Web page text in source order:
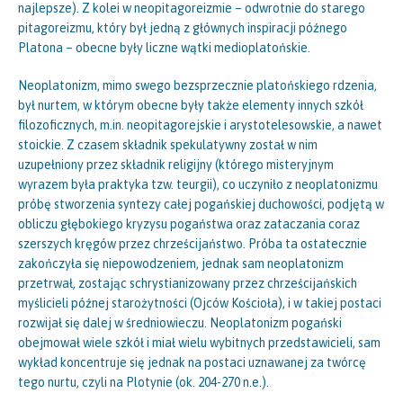
najlepsze). Z kolei w neopitagoreizmie – odwrotnie do starego
pitagoreizmu, który był jedną z głównych inspiracji późnego
Platona – obecne były liczne wątki medioplatońskie.
Neoplatonizm, mimo swego bezsprzecznie platońskiego rdzenia,
był nurtem, w którym obecne były także elementy innych szkół
filozoficznych, m.in. neopitagorejskie i arystotelesowskie, a nawet
stoickie. Z czasem składnik spekulatywny został w nim
uzupełniony przez składnik religijny (którego misteryjnym
wyrazem była praktyka tzw. teurgii), co uczyniło z neoplatonizmu
próbę stworzenia syntezy całej pogańskiej duchowości, podjętą w
obliczu głębokiego kryzysu pogaństwa oraz zataczania coraz
szerszych kręgów przez chrześcijaństwo. Próba ta ostatecznie
zakończyła się niepowodzeniem, jednak sam neoplatonizm
przetrwał, zostając schrystianizowany przez chrześcijańskich
myślicieli późnej starożytności (Ojców Kościoła), i w takiej postaci
rozwijał się dalej w średniowieczu. Neoplatonizm pogański
obejmował wiele szkół i miał wielu wybitnych przedstawicieli, sam
wykład koncentruje się jednak na postaci uznawanej za twórcę
tego nurtu, czyli na Plotynie (ok. 204-270 n.e.).